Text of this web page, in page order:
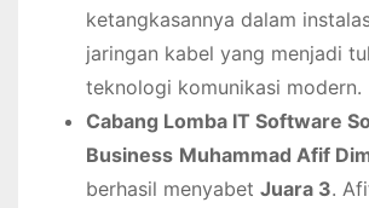
ketangkasannya dalam
jaringan kabel yang menjadi
teknologi komunikasi modern.
Cabang Lomba IT Software
Business Muhammad Afif
berhasil menyabet Juara 3.